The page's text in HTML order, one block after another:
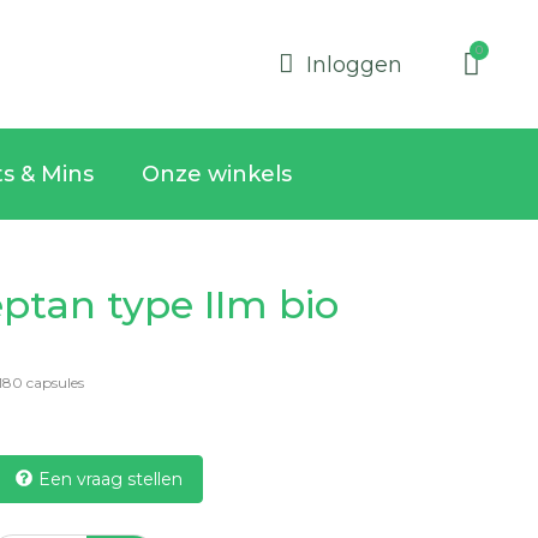
Inloggen
& Mins Onze winkels
type IIm bio
capsules
Een vraag stellen